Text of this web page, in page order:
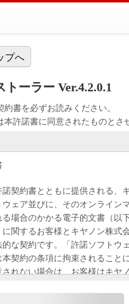
プへ
ーラー Ver.4.2.0.1
書を必ずお読みください。
許諾書に同意されたものとさ
契約書とともに提供される、
ェア並びに、そのオンライン
場合のかかる電子的文書（以
関するお客様とキヤノン株式
な契約です。「許諾ソフトウ
契約の条項に拘束されること
れない場合は、お客様はキヤ
許諾ソフトウェア」のインス